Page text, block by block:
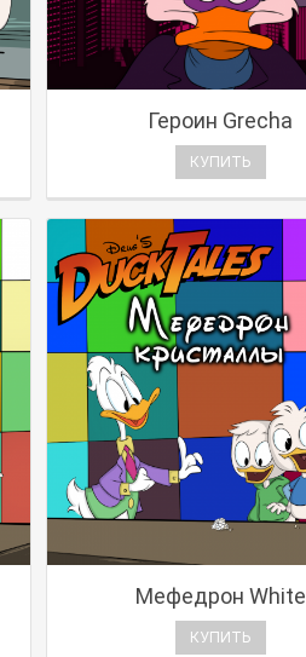
Героин Grecha
КУПИТЬ
Мефедрон White
КУПИТЬ